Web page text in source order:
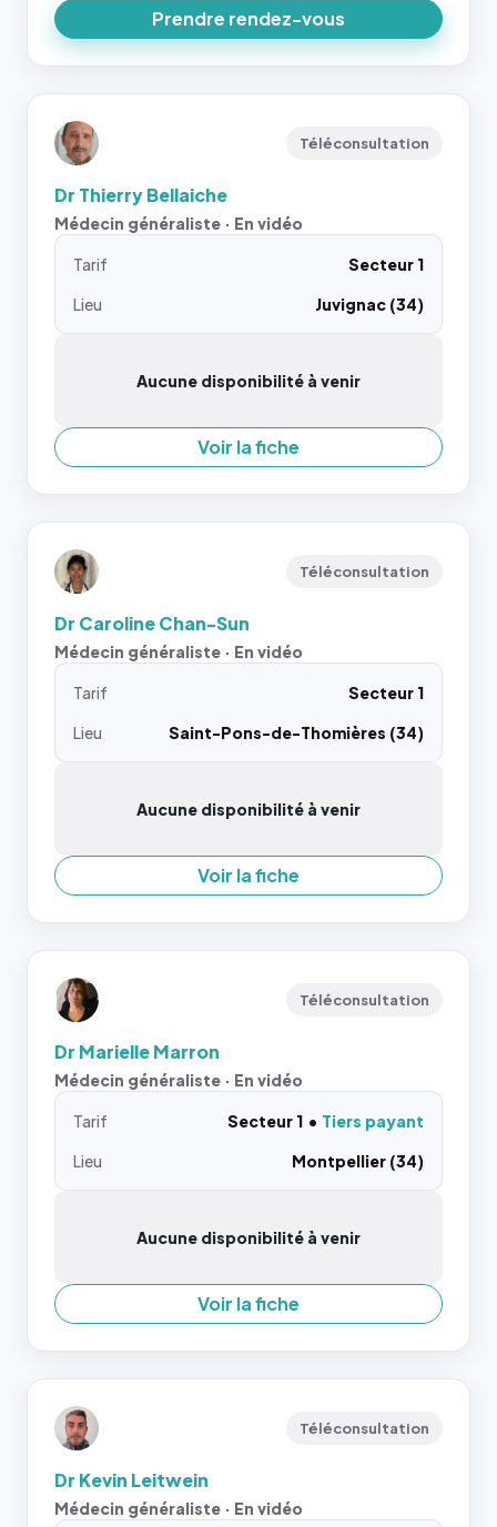
Prendre rendez-vous
Téléconsultation
Dr Thierry Bellaiche
Médecin généraliste · En vidéo
Tarif
Secteur 1
Lieu
Juvignac (34)
Aucune disponibilité à venir
Voir la fiche
Téléconsultation
Dr Caroline Chan-Sun
Médecin généraliste · En vidéo
Tarif
Secteur 1
Lieu
Saint-Pons-de-Thomières (34)
Aucune disponibilité à venir
Voir la fiche
Téléconsultation
Dr Marielle Marron
Médecin généraliste · En vidéo
Tarif Secteur 1
Tiers payant
Lieu
Montpellier (34)
Aucune disponibilité à venir
Voir la fiche
Téléconsultation
Dr Kevin Leitwein
Médecin généraliste · En vidéo